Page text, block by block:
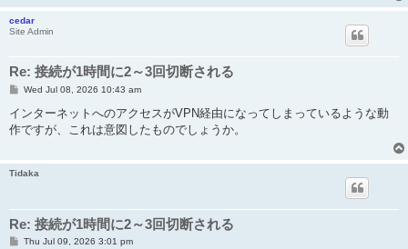
cedar
Site Admin
Re: 接続が1時間に2～3回切断される
P
s
Wed Jul 08, 2026 10:43 am
インターネットへのアクセスがVPN経由になってしまっているような動
作ですが、これは意図したものでしょうか。
Tidaka
Re: 接続が1時間に2～3回切断される
PThu Jul 09, 2026 3:01 pm